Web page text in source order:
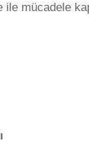
mücadele